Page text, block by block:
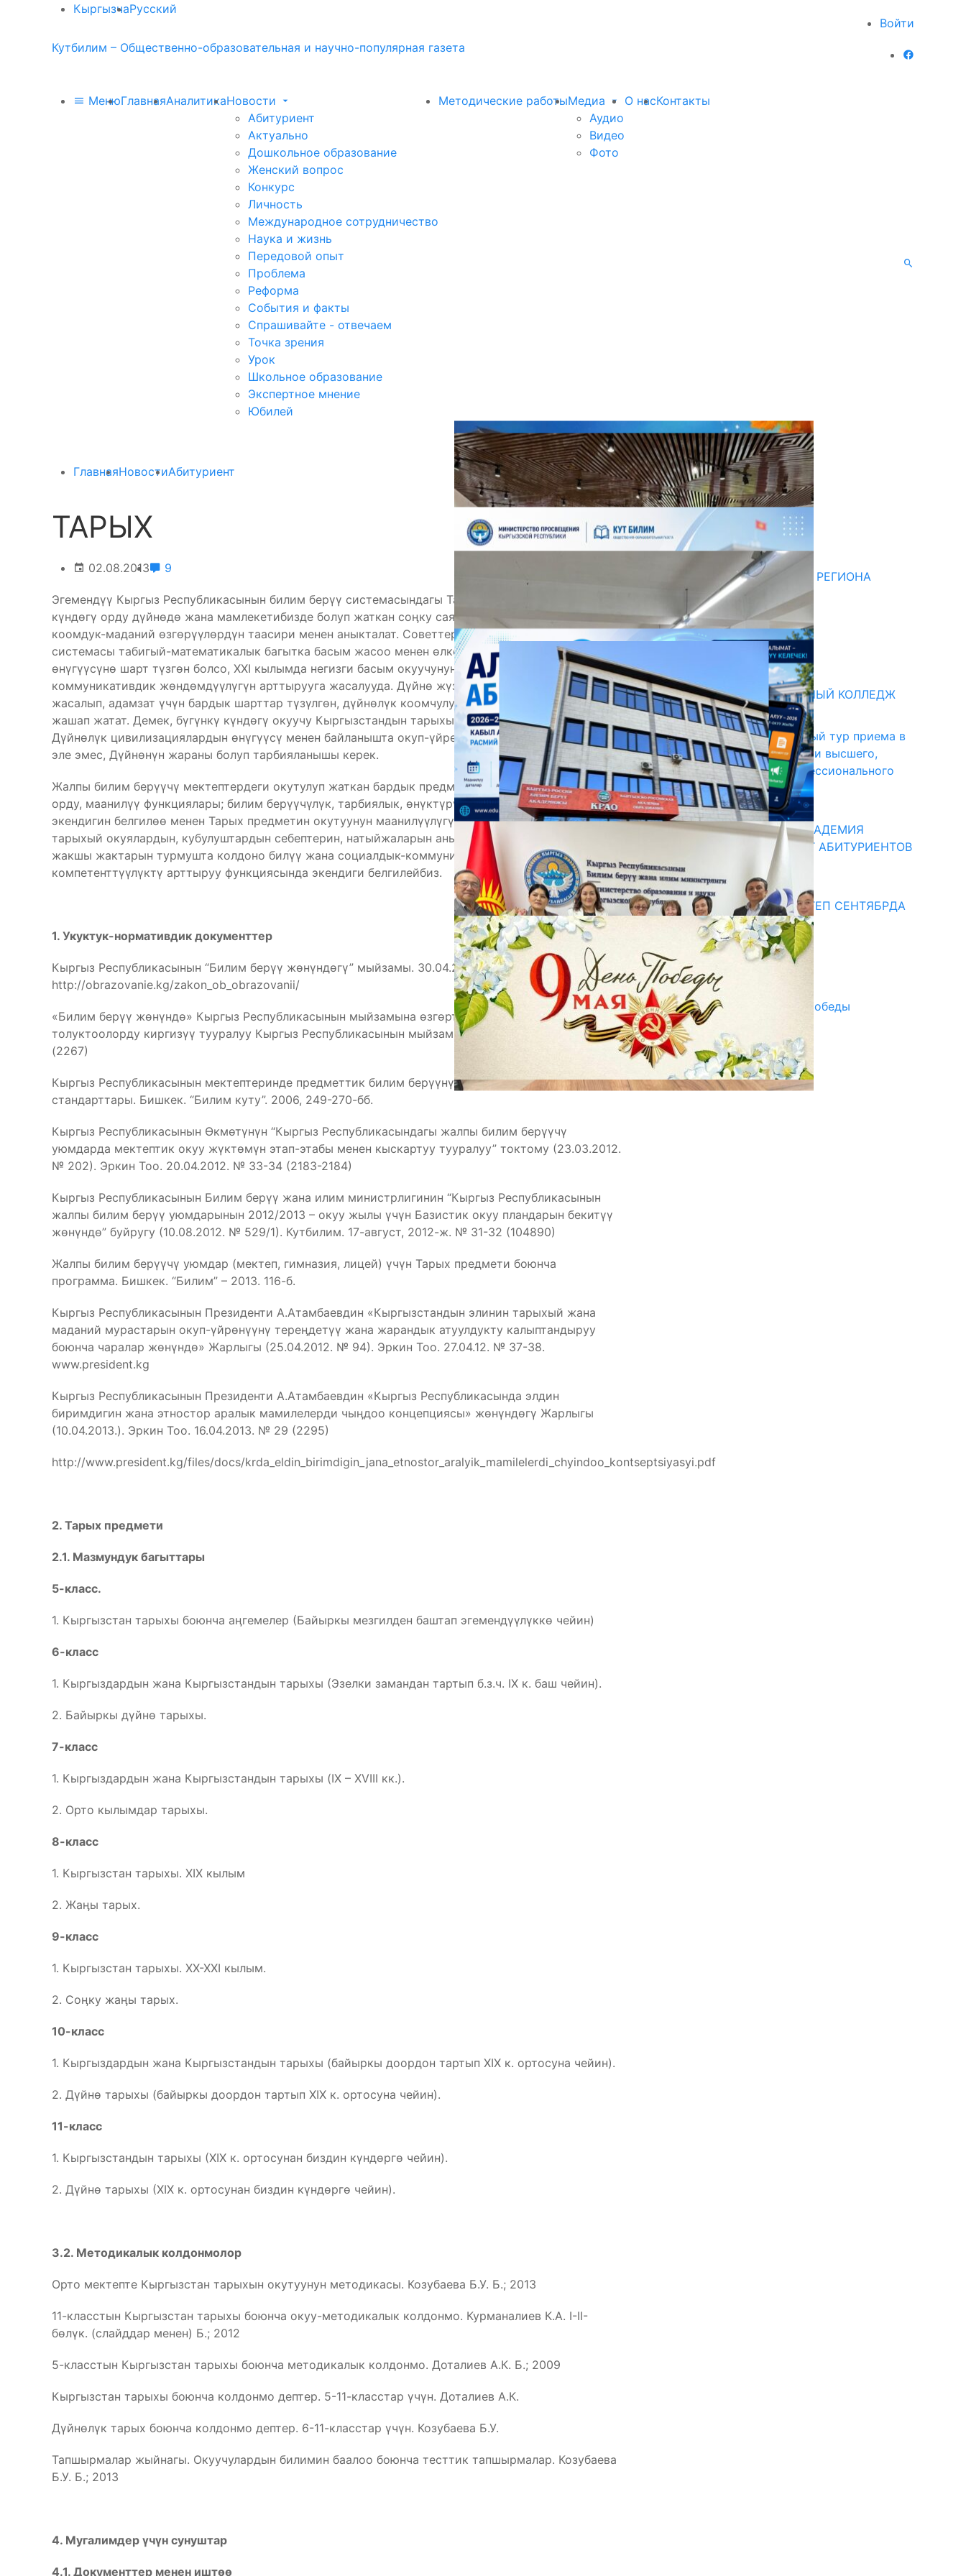
КыргызчаРусский
Войти
Кутбилим – Общественно-образовательная и научно-популярная газета
МенюГлавнаяАналитикаНовости
Абитуриент
Актуально
Дошкольное образование
Женский вопрос
Конкурс
Личность
Международное сотрудничество
Наука и жизнь
Передовой опыт
Проблема
Реформа
События и факты
Спрашивайте - отвечаем
Точка зрения
Урок
Школьное образование
Экспертное мнение
Юбилей
Методические работыМедиа
Аудио
Видео
Фото
О насКонтакты
ГлавнаяНовостиАбитуриент
ТАРЫХ
02.08.2013 9
Эгемендүү Кыргыз Республикасынын билим берүү системасындагы Тарых предметинин бүгүнкү
күндөгү орду дүйнөдө жана мамлекетибизде болуп жаткан соӊку саясий-экономикалык,
коомдук-маданий өзгөрүүлөрдүн таасири менен аныкталат. Советтер Союзунун билим берүү
системасы табигый-математикалык багытка басым жасоо менен өлкөнүн экономикалык
өнүгүүсүнө шарт түзгөн болсо, XXI кылымда негизги басым окуучунун социалдык-
коммуникативдик жөндөмдүүлүгүн арттырууга жасалууда. Дүйнө жүзүндө бардык ачылыштар
жасалып, адамзат үчүн бардык шарттар түзүлгөн, дүйнөлүк коомчулук компьютердик кылымда
жашап жатат. Демек, бүгүнкү күндөгү окуучу Кыргызстандын тарыхый-маданий өнүгүүсүн
Дүйнөлүк цивилизациялардын өнүгүүсү менен байланышта окуп-үйрөнүү менен Кыргызстандын
эле эмес, Дүйнөнүн жараны болуп тарбияланышы керек.
Жалпы билим берүүчү мектептердеги окутулуп жаткан бардык предметтердин ар биринин өз
орду, маанилүү функциялары; билим берүүчүлүк, тарбиялык, өнүктүрүүчүлүк багыттары бар
экендигин белгилөө менен Тарых предметин окутуунун маанилүүлүгү: өткөндү окуп-үйрөнүү;
тарыхый окуялардын, кубулуштардын себептерин, натыйжаларын аныктоо; андан сабак алып,
жакшы жактарын турмушта колдоно билүү жана социалдык-коммуникативдик
компетенттүүлүктү арттыруу функциясында экендиги белгилейбиз.
1. Укуктук-нормативдик документтер
Кыргыз Республикасынын “Билим берүү жөнүндөгү” мыйзамы. 30.04.2003. №92
http://obrazovanie.kg/zakon_ob_obrazovanii/
«Билим берүү жөнүндө» Кыргыз Республикасынын мыйзамына өзгөртүүлөрдү жана
толуктоолорду киргизүү тууралуу Кыргыз Республикасынын мыйзамы. Эркин Тоо. 11.01.2013. № 1
(2267)
Кыргыз Республикасынын мектептеринде предметтик билим берүүнүн мамлекеттик
стандарттары. Бишкек. “Билим куту”. 2006, 249-270-бб.
Кыргыз Республикасынын Өкмөтүнүн “Кыргыз Республикасындагы жалпы билим берүүчү
уюмдарда мектептик окуу жүктөмүн этап-этабы менен кыскартуу тууралуу” токтому (23.03.2012.
№ 202). Эркин Тоо. 20.04.2012. № 33-34 (2183-2184)
Кыргыз Республикасынын Билим берүү жана илим министрлигинин “Кыргыз Республикасынын
жалпы билим берүү уюмдарынын 2012/2013 – окуу жылы үчүн Базистик окуу пландарын бекитүү
жөнүндө” буйругу (10.08.2012. № 529/1). Кутбилим. 17-август, 2012-ж. № 31-32 (104890)
Жалпы билим берүүчү уюмдар (мектеп, гимназия, лицей) үчүн Тарых предмети боюнча
программа. Бишкек. “Билим” – 2013. 116-б.
Кыргыз Республикасынын Президенти А.Атамбаевдин «Кыргызстандын элинин тарыхый жана
маданий мурастарын окуп-үйрөнүүнү тереӊдетүү жана жарандык атуулдукту калыптандыруу
боюнча чаралар жөнүндө» Жарлыгы (25.04.2012. № 94). Эркин Тоо. 27.04.12. № 37-38.
www.president.kg
Кыргыз Республикасынын Президенти А.Атамбаевдин «Кыргыз Республикасында элдин
биримдигин жана этностор аралык мамилелерди чыӊдоо концепциясы» жөнүндөгү Жарлыгы
(10.04.2013.). Эркин Тоо. 16.04.2013. № 29 (2295)
http://www.president.kg/files/docs/krda_eldin_birimdigin_jana_etnostor_aralyik_mamilelerdi_chyindoo_kontseptsiyasyi.pdf
2. Тарых предмети
2.1. Мазмундук багыттары
5-класс.
1. Кыргызстан тарыхы боюнча аӊгемелер (Байыркы мезгилден баштап эгемендүүлүккө чейин)
6-класс
1. Кыргыздардын жана Кыргызстандын тарыхы (Эзелки замандан тартып б.з.ч. IX к. баш чейин).
2. Байыркы дүйнө тарыхы.
7-класс
1. Кыргыздардын жана Кыргызстандын тарыхы (IX – XVIII кк.).
2. Орто кылымдар тарыхы.
8-класс
1. Кыргызстан тарыхы. ХIХ кылым
2. Жаӊы тарых.
9-класс
1. Кыргызстан тарыхы. ХХ-ХХI кылым.
2. Соӊку жаӊы тарых.
10-класс
1. Кыргыздардын жана Кыргызстандын тарыхы (байыркы доордон тартып ХIX к. ортосуна чейин).
2. Дүйнө тарыхы (байыркы доордон тартып ХIX к. ортосуна чейин).
11-класс
1. Кыргызстандын тарыхы (ХIX к. ортосунан биздин күндөргө чейин).
2. Дүйнө тарыхы (ХIX к. ортосунан биздин күндөргө чейин).
3.2. Методикалык колдонмолор
Орто мектепте Кыргызстан тарыхын окутуунун методикасы. Козубаева Б.У. Б.; 2013
11-класстын Кыргызстан тарыхы боюнча окуу-методикалык колдонмо. Курманалиев К.А. I-II-
бөлүк. (слайддар менен) Б.; 2012
5-класстын Кыргызстан тарыхы боюнча методикалык колдонмо. Доталиев А.К. Б.; 2009
Кыргызстан тарыхы боюнча колдонмо дептер. 5-11-класстар үчүн. Доталиев А.К.
Дүйнөлүк тарых боюнча колдонмо дептер. 6-11-класстар үчүн. Козубаева Б.У.
Тапшырмалар жыйнагы. Окуучулардын билимин баалоо боюнча тесттик тапшырмалар. Козубаева
Б.У. Б.; 2013
4. Мугалимдер үчүн сунуштар
4.1. Документтер менен иштөө
Последние новости
НЕДЕЛЯ В ОБЗОРЕ
07.08.2026
ДЛЯ МЕТОДИСТОВ ЮЖНОГО РЕГИОНА
НАЧАЛОСЬ ОБУЧЕНИЕ
05.08.2026
НЕДЕЛЯ В ОБЗОРЕ
Абитуриент
БИШКЕКСКИЙ УНИВЕРСАЛЬНЫЙ КОЛЛЕДЖ
17.07.2026
В Кыргызстане начался первый тур приема в
образовательные организации высшего,
среднего и начального профессионального
образования
13.07.2026
КЫРГЫЗКО-РОССИЙСКАЯ АКАДЕМИЯ
ОБРАЗОВАНИЯ ПРИГЛАШАЕТ АБИТУРИЕНТОВ
10.07.2026
Медиа
СУЗАКТА 750 ОРУНДУУ МЕКТЕП СЕНТЯБРДА
ПАЙДАЛАНУУГА БЕРИЛЕТ
07.08.2025
Улуу Жеңиштин жандуу сөзү
29.04.2025
Награды в преддверии Дня Победы
29.04.2025